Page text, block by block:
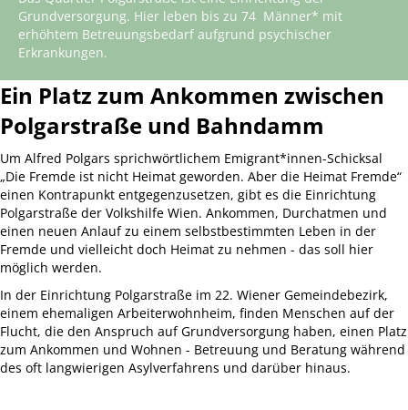
Grundversorgung. Hier leben bis zu 74 Männer* mit
erhöhtem Betreuungsbedarf aufgrund psychischer
Erkrankungen.
Ein Platz zum Ankommen zwischen
Polgarstraße und Bahndamm
Um Alfred Polgars sprichwörtlichem Emigrant*innen-Schicksal
„Die Fremde ist nicht Heimat geworden. Aber die Heimat Fremde“
einen Kontrapunkt entgegenzusetzen, gibt es die Einrichtung
Polgarstraße der Volkshilfe Wien. Ankommen, Durchatmen und
einen neuen Anlauf zu einem selbstbestimmten Leben in der
Fremde und vielleicht doch Heimat zu nehmen - das soll hier
möglich werden.
In der Einrichtung Polgarstraße im 22. Wiener Gemeindebezirk,
einem ehemaligen Arbeiterwohnheim, finden Menschen auf der
Flucht, die den Anspruch auf Grundversorgung haben, einen Platz
zum Ankommen und Wohnen - Betreuung und Beratung während
des oft langwierigen Asylverfahrens und darüber hinaus.